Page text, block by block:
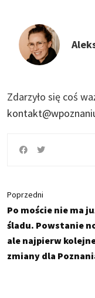
Zdarzyło się coś
Poprzedni
Po moście nie ma
śladu. Powstanie
ale najpierw
zmiany dla